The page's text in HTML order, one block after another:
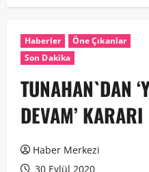
Haberler
Öne Çıkanlar
Son Dakika
TUNAHAN`DAN
DEVAM’ KARARI
Haber Merkezi
30 Eylül 2020